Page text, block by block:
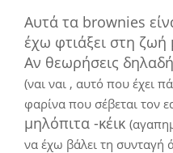
Αυτά τα brownies
έχω φτιάξει στη ζωή
Αν θεωρήσεις
(ναι ναι , αυτό που έχει
φαρίνα που σέβεται τον
μηλόπιτα -κέικ
να έχω βάλει τη συνταγή